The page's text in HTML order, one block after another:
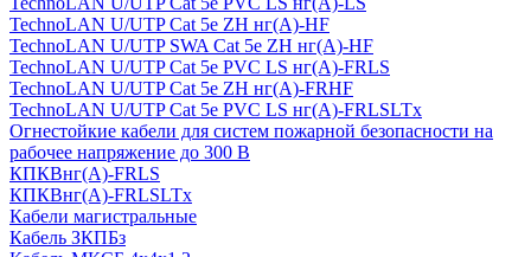
TechnoLAN U/UTP Cat 5e ZH нг(A)-HF
TechnoLAN U/UTP SWA Cat 5e ZH нг(A)-HF
TechnoLAN U/UTP Cat 5e PVC LS нг(A)-FRLS
TechnoLAN U/UTP Cat 5e ZH нг(A)-FRHF
TechnoLAN U/UTP Cat 5e PVC LS нг(A)-FRLSLTx
Огнестойкие кабели для систем пожарной безопасности на
рабочее напряжение до 300 В
КПКВнг(A)-FRLS
КПКВнг(A)-FRLSLTx
Кабели магистральные
Кабель ЗКПБз